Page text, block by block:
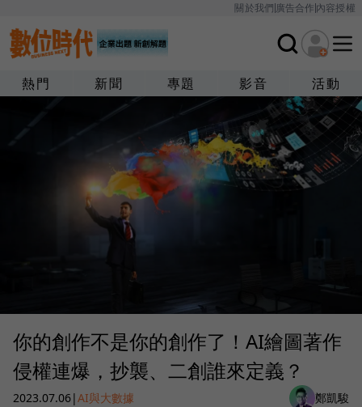
關於我們廣告合作內容授權
熱門 新聞 專題 影音 活動
你的創作不是你的創作了！AI繪圖著作
侵權連爆，抄襲、二創誰來定義？
2023.07.06|AI與大數據 鄭凱駿